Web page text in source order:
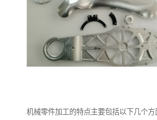
机械零件加工的特点主要包括以下几个方